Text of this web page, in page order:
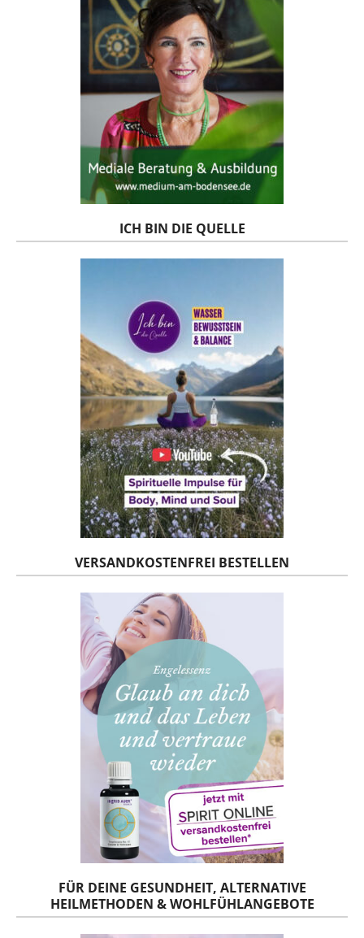
ICH BIN DIE QUELLE
VERSANDKOSTENFREI BESTELLEN
FÜR DEINE GESUNDHEIT, ALTERNATIVE
HEILMETHODEN & WOHLFÜHLANGEBOTE